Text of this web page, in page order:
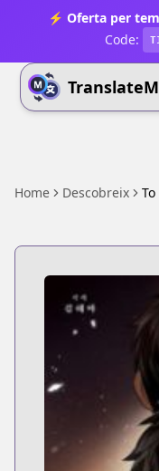
⚡ Oferta per
Code:
Home Descobreix